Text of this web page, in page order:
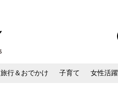
旅行＆おでかけ 子育て 女性活躍